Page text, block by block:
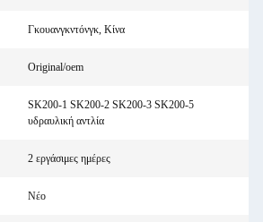
Γκουανγκντόνγκ, Κίνα
Original/oem
SK200-1 SK200-2 SK200-3 SK200-5
υδραυλική αντλία
2 εργάσιμες ημέρες
Νέο